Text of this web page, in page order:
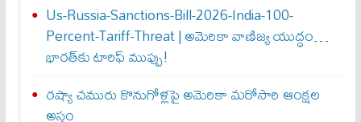
Us-Russia-Sanctions-Bill-2026-India-100-
Percent-Tariff-Threat | అమెరికా వాణిజ్య యుద్ధం…
భారత్‌కు టారిఫ్ ముప్పు!
రష్యా చమురు కొనుగోళ్లపై అమెరికా మరోసారి ఆంక్షల
అస్త్రం